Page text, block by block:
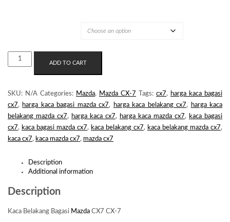
KACA
BELAKANG
CX7
QUANTITY
ADD TO CART
SKU: N/A Categories: Mazda, Mazda CX-7 Tags: cx7, harga kaca bagasi
cx7, harga kaca bagasi mazda cx7, harga kaca belakang cx7,
harga kaca
belakang mazda cx7, harga kaca cx7, harga kaca mazda cx7, kaca bagasi
cx7, kaca bagasi mazda cx7, kaca belakang cx7, kaca belakang mazda cx7,
kaca cx7, kaca mazda cx7, mazda cx7
Description
Additional information
Description
Kaca Belakang Bagasi Mazda CX7 CX-7